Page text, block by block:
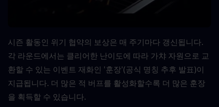
시즌 활동인 위기 협약의 보상은 매 주기마다 갱신됩니다.
각 라운드에서는 클리어한 난이도에 따라 가챠 자원으로 교
환할 수 있는 이벤트 재화인 '훈장'(공식 명칭 추후 발표)이
지급됩니다. 더 많은 적 버프를 활성화할수록 더 많은 훈장
을 획득할 수 있습니다.